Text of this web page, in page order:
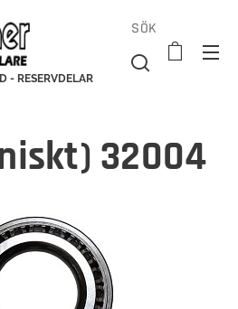
- RESERVDELAR
SÖK
32004